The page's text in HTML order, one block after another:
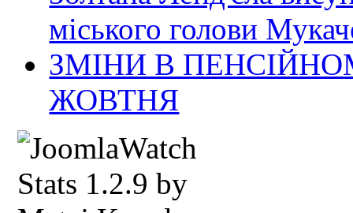
міського голови
ЗМІНИ В
ЖОВТНЯ